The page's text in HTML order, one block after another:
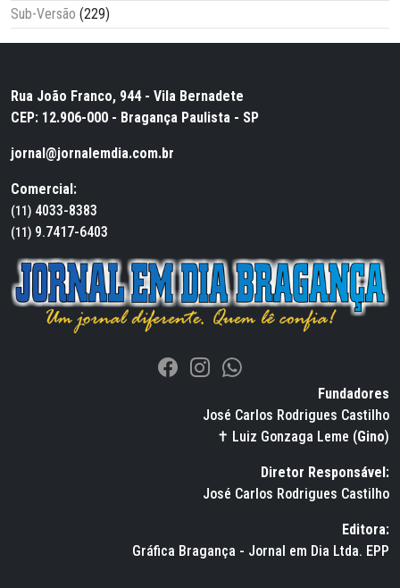
Sub-Versão (229)
Rua João Franco, 944 - Vila Bernadete
CEP: 12.906-000 - Bragança Paulista - SP
jornal@jornalemdia.com.br
Comercial:
(11) 4033-8383
(11) 9.7417-6403
Fundadores
José Carlos Rodrigues Castilho
✝ Luiz Gonzaga Leme (Gino)
Diretor Responsável:
José Carlos Rodrigues Castilho
Editora:
Gráfica Bragança - Jornal em Dia Ltda. EPP